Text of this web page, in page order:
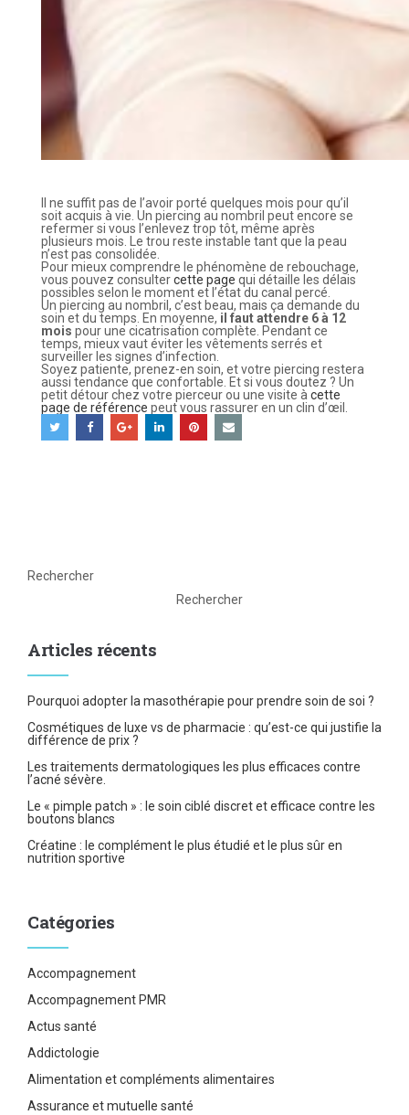
Il ne suffit pas de l’avoir porté quelques mois pour qu’il
soit acquis à vie. Un piercing au nombril peut encore se
refermer si vous l’enlevez trop tôt, même après
plusieurs mois. Le trou reste instable tant que la peau
n’est pas consolidée.
Pour mieux comprendre le phénomène de rebouchage,
vous pouvez consultercette page qui détaille les délais
possibles selon le moment et l’état du canal percé.
Un piercing au nombril, c’est beau, mais ça demande du
soin et du temps. En moyenne, il faut attendre 6 à 12
mois pour une cicatrisation complète. Pendant ce
temps, mieux vaut éviter les vêtements serrés et
surveiller les signes d’infection.
Soyez patiente, prenez-en soin, et votre piercing restera
aussi tendance que confortable. Et si vous doutez ? Un
petit détour chez votre pierceur ou une visite à cette
page de référence peut vous rassurer en un clin d’œil.
Rechercher
Rechercher
Articles récents
Pourquoi adopter la masothérapie pour prendre soin de soi ?
Cosmétiques de luxe vs de pharmacie : qu’est-ce qui justifie la
différence de prix ?
Les traitements dermatologiques les plus efficaces contre
l’acné sévère.
Le « pimple patch » : le soin ciblé discret et efficace contre les
boutons blancs
Créatine : le complément le plus étudié et le plus sûr en
nutrition sportive
Catégories
Accompagnement
Accompagnement PMR
Actus santé
Addictologie
Alimentation et compléments alimentaires
Assurance et mutuelle santé